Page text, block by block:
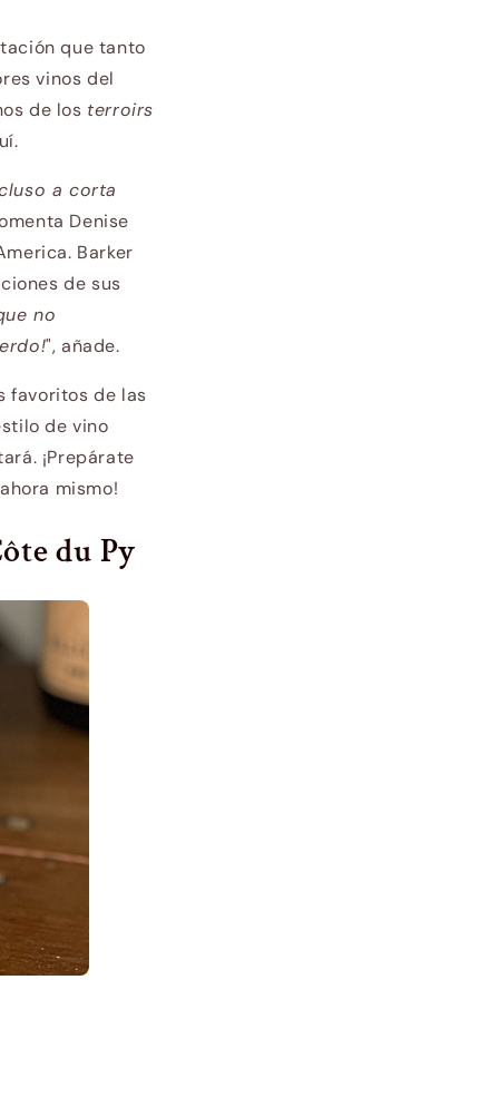
que tanto
vinos del
de los terroirs
a corta
Denise
Barker
de sus
no
", añade.
favoritos de las
de vino
¡Prepárate
mismo!
du Py